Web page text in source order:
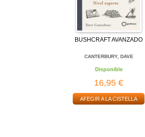
BUSHCRAFT AVANZADO
CANTERBURY, DAVE
Disponible
16,95 €
AFEGIR A LA CISTELLA